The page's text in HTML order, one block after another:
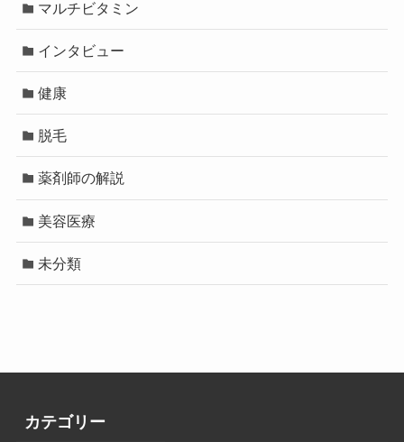
マルチビタミン
インタビュー
健康
脱毛
薬剤師の解説
美容医療
未分類
カテゴリー